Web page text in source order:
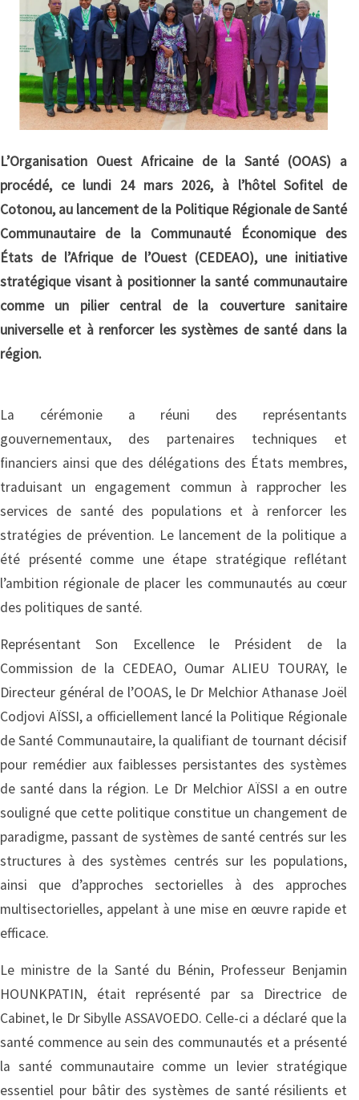
L’Organisation Ouest Africaine de la Santé (OOAS) a
procédé, ce lundi 24 mars 2026, à l’hôtel Sofitel de
Cotonou, au lancement de la Politique Régionale de Santé
Communautaire de la Communauté Économique des
États de l’Afrique de l’Ouest (CEDEAO), une initiative
stratégique visant à positionner la santé communautaire
comme un pilier central de la couverture sanitaire
universelle et à renforcer les systèmes de santé dans la
région.
La cérémonie a réuni des représentants
gouvernementaux, des partenaires techniques et
financiers ainsi que des délégations des États membres,
traduisant un engagement commun à rapprocher les
services de santé des populations et à renforcer les
stratégies de prévention. Le lancement de la politique a
été présenté comme une étape stratégique reflétant
l’ambition régionale de placer les communautés au cœur
des politiques de santé.
Représentant Son Excellence le Président de la
Commission de la CEDEAO, Oumar ALIEU TOURAY, le
Directeur général de l’OOAS, le Dr Melchior Athanase Joël
Codjovi AÏSSI, a officiellement lancé la Politique Régionale
de Santé Communautaire, la qualifiant de tournant décisif
pour remédier aux faiblesses persistantes des systèmes
de santé dans la région. Le Dr Melchior AÏSSI a en outre
souligné que cette politique constitue un changement de
paradigme, passant de systèmes de santé centrés sur les
structures à des systèmes centrés sur les populations,
ainsi que d’approches sectorielles à des approches
multisectorielles, appelant à une mise en œuvre rapide et
efficace.
Le ministre de la Santé du Bénin, Professeur Benjamin
HOUNKPATIN, était représenté par sa Directrice de
Cabinet, le Dr Sibylle ASSAVOEDO. Celle-ci a déclaré que la
santé commence au sein des communautés et a présenté
la santé communautaire comme un levier stratégique
essentiel pour bâtir des systèmes de santé résilients et